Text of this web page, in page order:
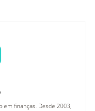
em finanças. Desde 2003,